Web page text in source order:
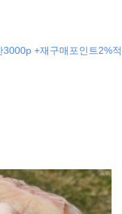
+재구매포인트2%적